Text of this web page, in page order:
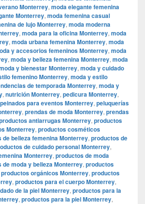
Monterrey, moda elegante femenina
Monterrey, moda femenina casual
de lujo Monterrey, moda moderna
, moda para la oficina Monterrey, moda
, moda urbana femenina Monterrey, moda
y accesorios femeninos Monterrey, moda
, moda y belleza femenina Monterrey, moda
y bienestar Monterrey, moda y cuidado
femenino Monterrey, moda y estilo
de temporada Monterrey, moda y
, nutrición Monterrey, pedicura Monterrey,
peinados para eventos Monterrey, peluquerías
, prendas de moda Monterrey, prendas
antiarrugas Monterrey, productos
Monterrey, productos cosméticos
de belleza femenina Monterrey, productos de
de cuidado personal Monterrey,
Monterrey, productos de moda
de moda y belleza Monterrey, productos
productos orgánicos Monterrey, productos
, productos para el cuerpo Monterrey,
de la piel Monterrey, productos para la
, productos para la piel Monterrey,